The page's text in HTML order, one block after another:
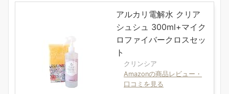
アルカリ電解水 クリア
シュシュ 300ml+マイク
ロファイバークロスセッ
ト
クリンシア
Amazonの商品レビュー・
口コミを見る